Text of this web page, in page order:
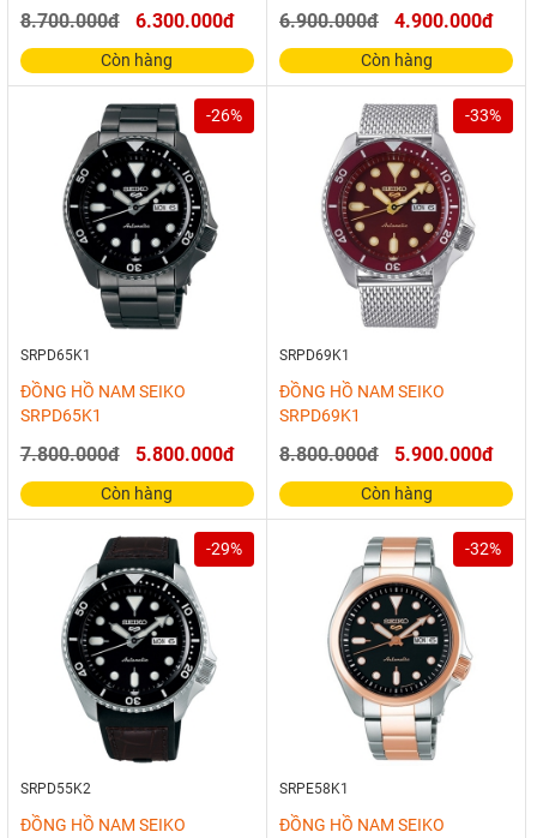
8.700.000đ 6.300.000đ
Còn hàng
6.900.000đ 4.900.000đ
Còn hàng
-26%
SRPD65K1
ĐỒNG HỒ NAM SEIKO
SRPD65K1
7.800.000đ 5.800.000đ
Còn hàng
-33%
SRPD69K1
ĐỒNG HỒ NAM SEIKO
SRPD69K1
8.800.000đ 5.900.000đ
Còn hàng
-29%
SRPD55K2
ĐỒNG HỒ NAM SEIKO
-32%
SRPE58K1
ĐỒNG HỒ NAM SEIKO